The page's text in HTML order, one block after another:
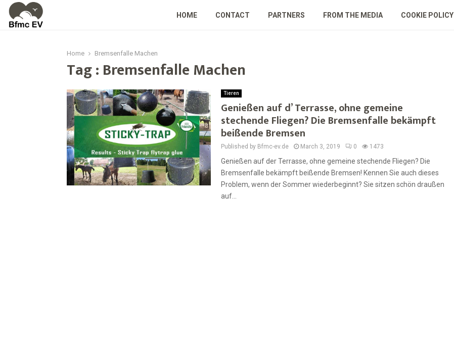
HOME CONTACT PARTNERS FROM THE MEDIA COOKIE POLICY
Home Bremsenfalle Machen
Tag : Bremsenfalle Machen
Tieren
Genießen auf d’ Terrasse, ohne gemeine
stechende Fliegen? Die Bremsenfalle bekämpft
beißende Bremsen
Published by Bfmc-ev.de March 3, 2019 0 1473
Genießen auf der Terrasse, ohne gemeine stechende Fliegen? Die
Bremsenfalle bekämpft beißende Bremsen! Kennen Sie auch dieses
Problem, wenn der Sommer wiederbeginnt? Sie sitzen schön draußen
auf...